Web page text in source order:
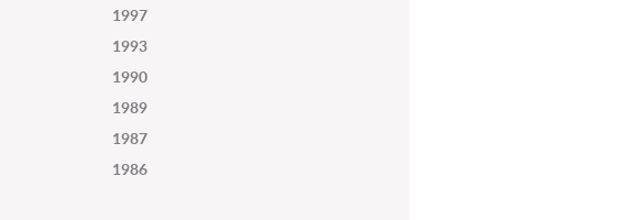
1997
1993
1990
1989
1987
1986